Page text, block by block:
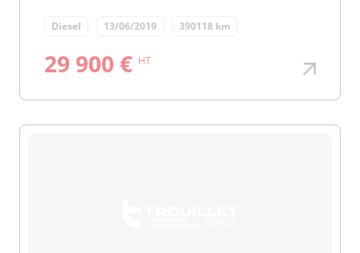
Diesel 13/06/2019 390118 km
29 900 € HT